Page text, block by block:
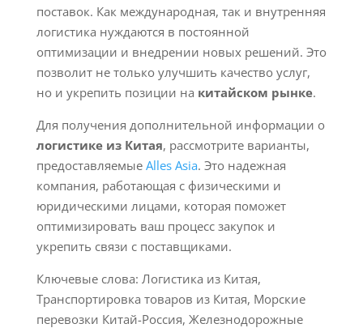
поставок. Как международная, так и внутренняя
логистика нуждаются в постоянной
оптимизации и внедрении новых решений. Это
позволит не только улучшить качество услуг,
но и укрепить позиции на китайском рынке.
Для получения дополнительной информации о
логистике из Китая, рассмотрите варианты,
предоставляемые Alles Asia. Это надежная
компания, работающая с физическими и
юридическими лицами, которая поможет
оптимизировать ваш процесс закупок и
укрепить связи с поставщиками.
Ключевые слова: Логистика из Китая,
Транспортировка товаров из Китая, Морские
перевозки Китай-Россия, Железнодорожные